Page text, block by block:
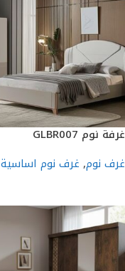
غرفة نوم GLBR007
غرف نوم, غرف نوم اساسية